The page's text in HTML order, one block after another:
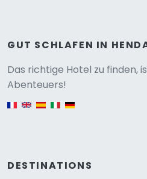
GUT SCHLAFEN IN
Das richtige Hotel zu finden,
Abenteuers!
DESTINATIONS